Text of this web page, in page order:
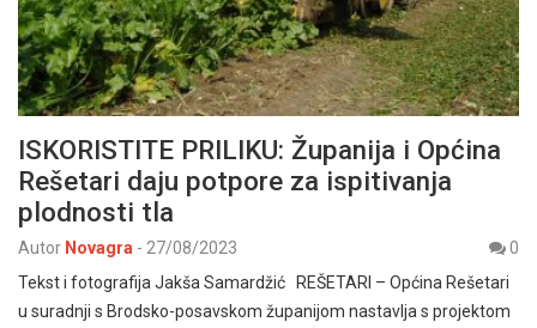
ISKORISTITE PRILIKU: Županija i Općina
Rešetari daju potpore za ispitivanja
plodnosti tla
Autor Novagra - 27/08/2023
0
Tekst i fotografija Jakša Samardžić REŠETARI – Općina Rešetari
u suradnji s Brodsko-posavskom županijom nastavlja s projektom